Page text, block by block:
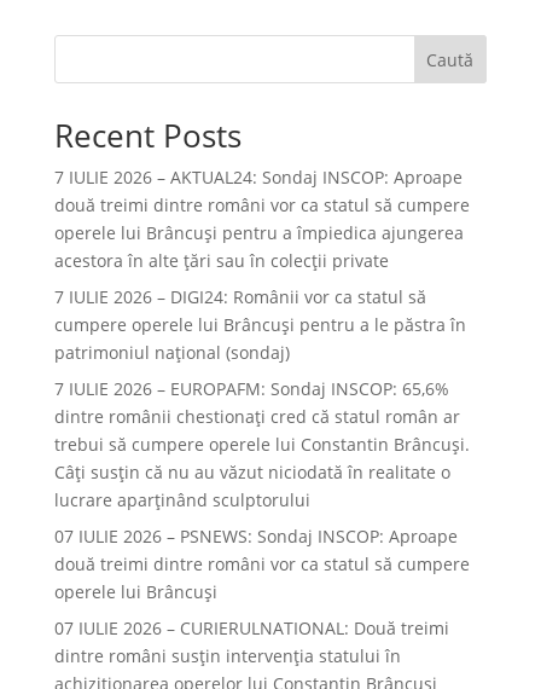
Caută
Recent Posts
7 IULIE 2026 – AKTUAL24: Sondaj INSCOP: Aproape
două treimi dintre români vor ca statul să cumpere
operele lui Brâncuşi pentru a împiedica ajungerea
acestora în alte ţări sau în colecţii private
7 IULIE 2026 – DIGI24: Românii vor ca statul să
cumpere operele lui Brâncuși pentru a le păstra în
patrimoniul național (sondaj)
7 IULIE 2026 – EUROPAFM: Sondaj INSCOP: 65,6%
dintre românii chestionați cred că statul român ar
trebui să cumpere operele lui Constantin Brâncuși.
Câți susțin că nu au văzut niciodată în realitate o
lucrare aparținând sculptorului
07 IULIE 2026 – PSNEWS: Sondaj INSCOP: Aproape
două treimi dintre români vor ca statul să cumpere
operele lui Brâncuși
07 IULIE 2026 – CURIERULNATIONAL: Două treimi
dintre români susțin intervenția statului în
achiziționarea operelor lui Constantin Brâncuși